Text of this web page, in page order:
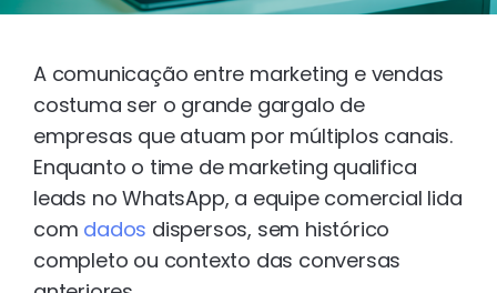
A comunicação entre marketing e vendas
costuma ser o grande gargalo de
empresas que atuam por múltiplos canais.
Enquanto o time de marketing qualifica
leads no WhatsApp, a equipe comercial lida
com dados dispersos, sem histórico
completo ou contexto das conversas